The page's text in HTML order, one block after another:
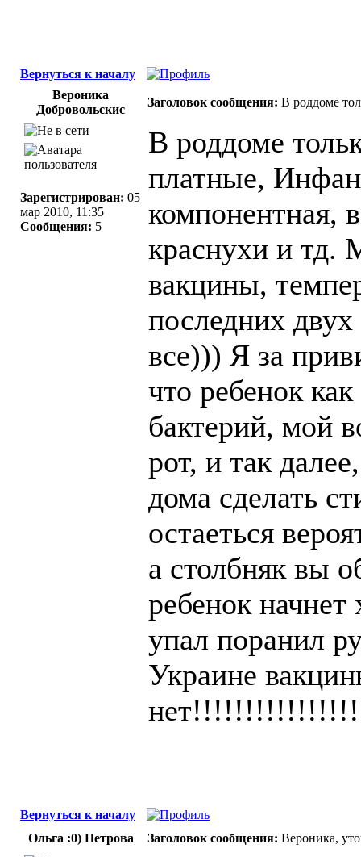
Вернуться к началу
Вероника
Добровольскис
Заголовок сообщения: В роддоме
Зарегистрирован: 05
мар 2010, 11:35
Сообщения: 5
В роддоме
платные,
компонентная,
краснухи и тд.
вакцины,
последних
все))) Я за
что ребенок
бактерий, мой
рот, и так
дома сделать
остаеться
а столбняк вы
ребенок
упал поранил
Украине
Вернуться к началу
Ольга :0) Петрова
Заголовок сообщения: Вероника,